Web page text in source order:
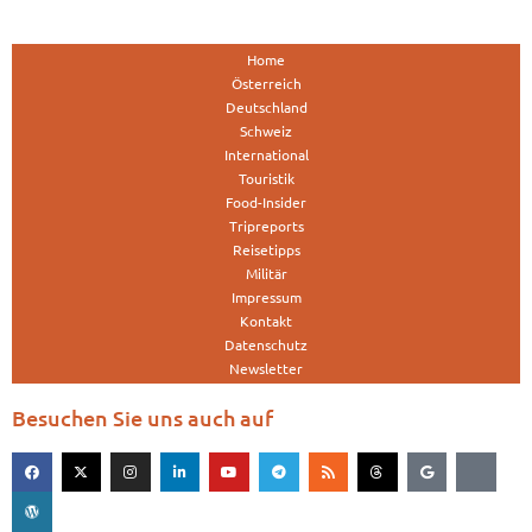
Home
Österreich
Deutschland
Schweiz
International
Touristik
Food-Insider
Tripreports
Reisetipps
Militär
Impressum
Kontakt
Datenschutz
Newsletter
Besuchen Sie uns auch auf